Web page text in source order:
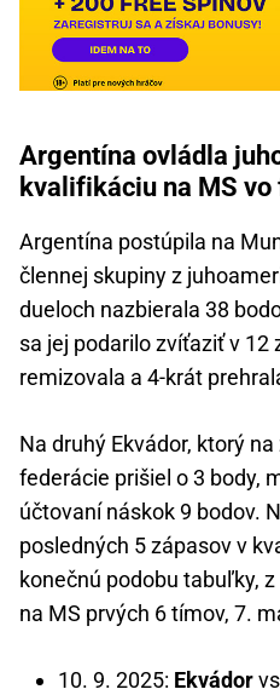
Argentína ovládla
kvalifikáciu na MS
Argentína postúpila na
člennej skupiny z
dueloch nazbierala 38
sa jej podarilo zvíťaziť v 12
remizovala a 4-krát
Na druhý Ekvádor, ktorý
federácie prišiel o 3 body,
účtovaní náskok 9 bodov.
posledných 5 zápasov v
konečnú podobu tabuľky,
na MS prvých 6 tímov, 7.
10. 9. 2025: Ekvádor